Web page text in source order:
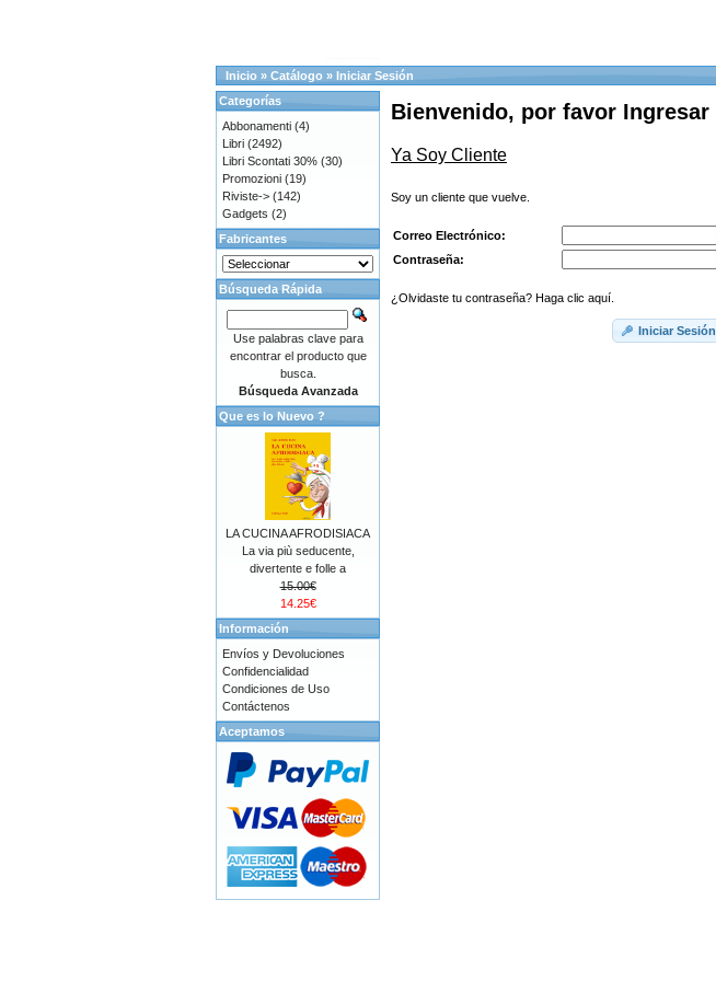
Inicio » Catálogo » Iniciar Sesión
Bienvenido, por favor Ingresar
Ya Soy Cliente
Soy un cliente que vuelve.
Correo Electrónico:
Contraseña:
¿Olvidaste tu contraseña? Haga clic aquí.
Iniciar Sesión
Categorías
Abbonamenti (4)
Libri (2492)
Libri Scontati 30% (30)
Promozioni (19)
Riviste-> (142)
Gadgets (2)
Fabricantes
Búsqueda Rápida
Use palabras clave para
encontrar el producto que
busca.
Búsqueda Avanzada
Que es lo Nuevo ?
LA CUCINA AFRODISIACA
La via più seducente,
divertente e folle a
15.00€
14.25€
Información
Envíos y Devoluciones
Confidencialidad
Condiciones de Uso
Contáctenos
Aceptamos